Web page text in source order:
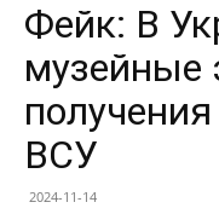
Фейк: В
музейные
ВСУ
2024-11-14